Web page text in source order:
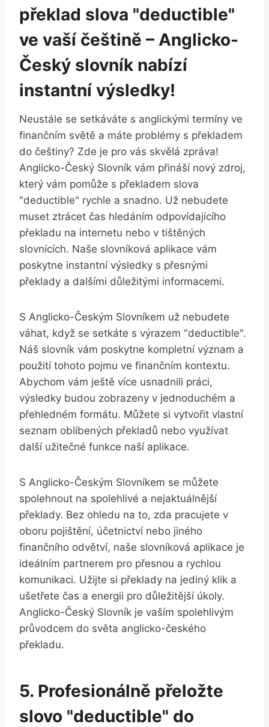
překlad slova "deductible"
ve vaší češtině – Anglicko-
Český slovník nabízí
instantní výsledky!
Neustále se setkáváte s anglickými termíny ve
finančním světě a máte problémy s překladem
do češtiny? Zde je pro vás skvělá zpráva!
Anglicko-Český Slovník vám přináší nový zdroj,
který vám pomůže s překladem slova
"deductible" rychle a snadno. Už nebudete
muset ztrácet čas hledáním odpovídajícího
překladu na internetu nebo v tištěných
slovnících. Naše slovníková aplikace vám
poskytne instantní výsledky s přesnými
překlady a dalšími důležitými informacemi.
S Anglicko-Českým Slovníkem už nebudete
váhat, když se setkáte s výrazem "deductible".
Náš slovník vám poskytne kompletní význam a
použití tohoto pojmu ve finančním kontextu.
Abychom vám ještě více usnadnili práci,
výsledky budou zobrazeny v jednoduchém a
přehledném formátu. Můžete si vytvořit vlastní
seznam oblíbených překladů nebo využívat
další užitečné funkce naší aplikace.
S Anglicko-Českým Slovníkem se můžete
spolehnout na spolehlivé a nejaktuálnější
překlady. Bez ohledu na to, zda pracujete v
oboru pojištění, účetnictví nebo jiného
finančního odvětví, naše slovníková aplikace je
ideálním partnerem pro přesnou a rychlou
komunikaci. Užijte si překlady na jediný klik a
ušetřete čas a energii pro důležitější úkoly.
Anglicko-Český Slovník je vaším spolehlivým
průvodcem do světa anglicko-českého
překladu.
5. Profesionálně přeložte
slovo "deductible" do